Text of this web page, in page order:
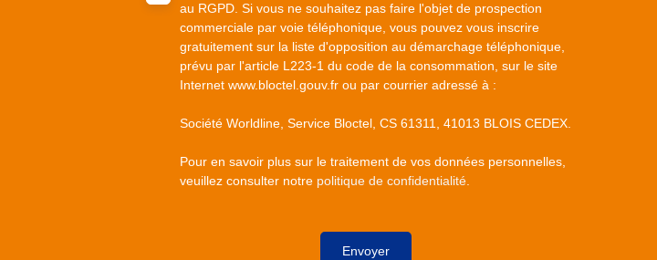
au RGPD. Si vous ne souhaitez pas faire l'objet de prospection
commerciale par voie téléphonique, vous pouvez vous inscrire
gratuitement sur la liste d'opposition au démarchage téléphonique,
prévu par l'article L223-1 du code de la consommation, sur le site
Internet www.bloctel.gouv.fr ou par courrier adressé à :
Société Worldline, Service Bloctel, CS 61311, 41013 BLOIS CEDEX.
Pour en savoir plus sur le traitement de vos données personnelles,
veuillez consulter notre politique de confidentialité
Envoyer